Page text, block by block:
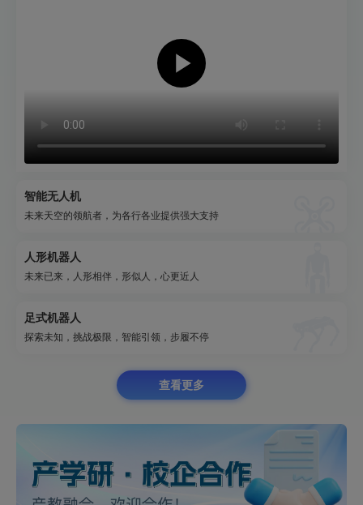
智能无人机
未来天空的领航者，为各行各业提供强大支持
人形机器人
未来已来，人形相伴，形似人，心更近人
足式机器人
探索未知，挑战极限，智能引领，步履不停
查看更多